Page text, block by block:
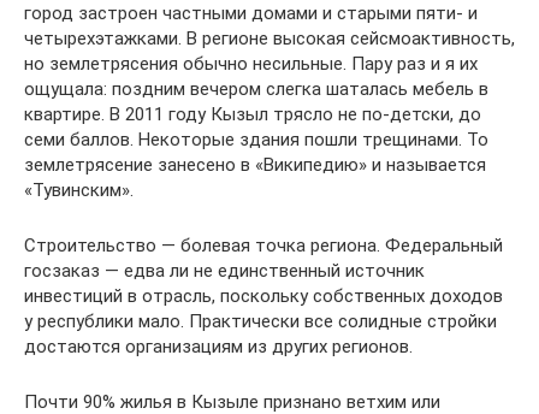
город застроен частными домами и старыми пяти- и
четырехэтажками. В регионе высокая сейсмоактивность,
но землетрясения обычно несильные. Пару раз и я их
ощущала: поздним вечером слегка шаталась мебель в
квартире. В 2011 году Кызыл трясло не по-детски, до
семи баллов. Некоторые здания пошли трещинами. То
землетрясение занесено в «Википедию» и называется
«Тувинским».
Строительство — болевая точка региона. Федеральный
госзаказ — едва ли не единственный источник
инвестиций в отрасль, поскольку собственных доходов
у республики мало. Практически все солидные стройки
достаются организациям из других регионов.
Почти 90% жилья в Кызыле признано ветхим или